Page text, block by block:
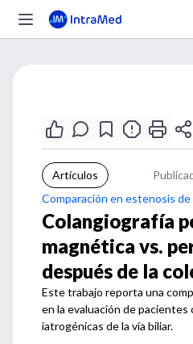
Artículos
Comparación en estenosis de
Colangiografía
magnética vs.
después de la
Este trabajo reporta una
en la evaluación de pacientes
iatrogénicas de la vía biliar.